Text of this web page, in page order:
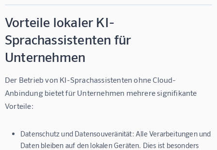
Vorteile lokaler KI-
Sprachassistenten für
Unternehmen
Der Betrieb von KI-Sprachassistenten ohne Cloud-
Anbindung bietet für Unternehmen mehrere signifikante
Vorteile:
Datenschutz und Datensouveränität: Alle Verarbeitungen und
Daten bleiben auf den lokalen Geräten. Dies ist besonders